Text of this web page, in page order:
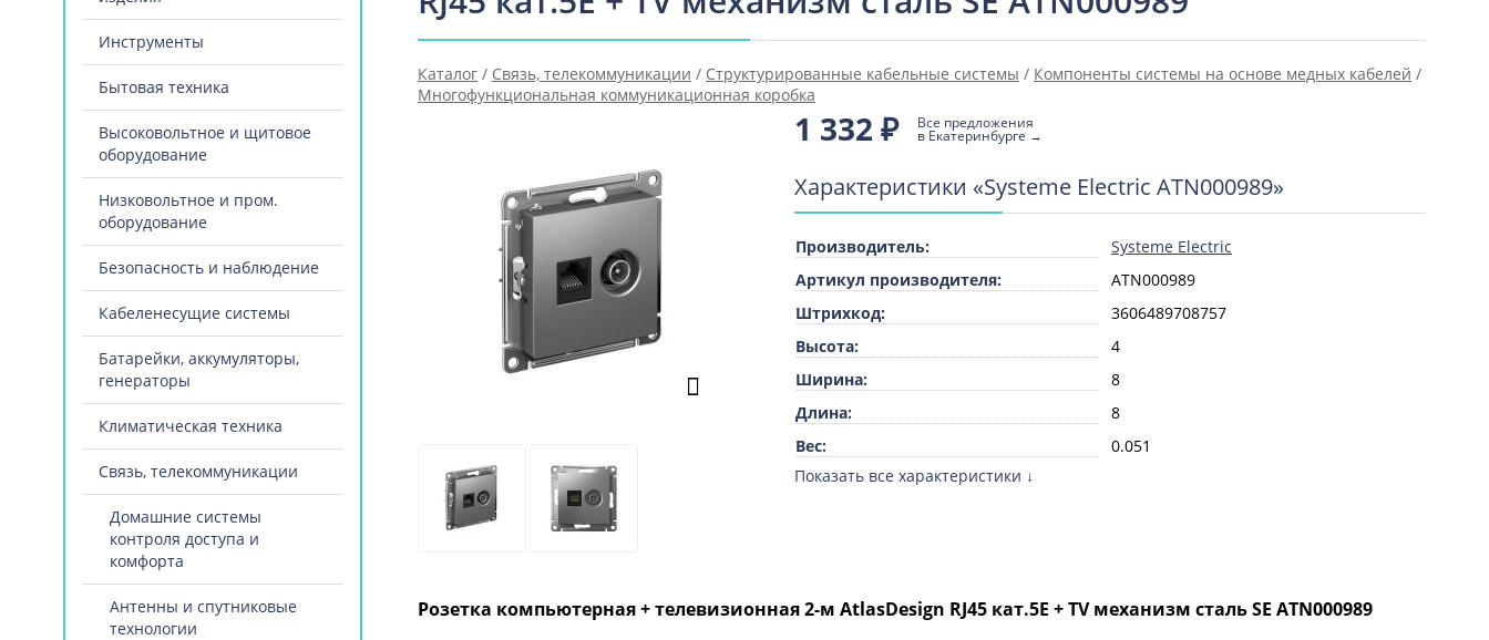
Инструменты
Бытовая техника
Высоковольтное и щитовое
оборудование
Низковольтное и пром.
оборудование
Безопасность и наблюдение
Кабеленесущие системы
Батарейки, аккумуляторы,
генераторы
Климатическая техника
Связь, телекоммуникации
Домашние системы
контроля доступа и
комфорта
Антенны и спутниковые
технологии
Каталог / Связь, телекоммуникации / Структурированные кабельные системы / Компоненты системы на основе медных кабелей /
Многофункциональная коммуникационная коробка
1 332 ₽ Все предложения
в Екатеринбурге →
Характеристики «Systeme Electric ATN000989»
Производитель:
Systeme Electric
Артикул производителя:
ATN000989
Штрихкод:
3606489708757
Высота:
4
Ширина:
8
Длина:
8
Вес:
0.051
Единица измерения:
данных:
Показать все характеристики ↓
Розетка компьютерная + телевизионная 2-м AtlasDesign RJ45 кат.5E + TV механизм сталь SE ATN000989